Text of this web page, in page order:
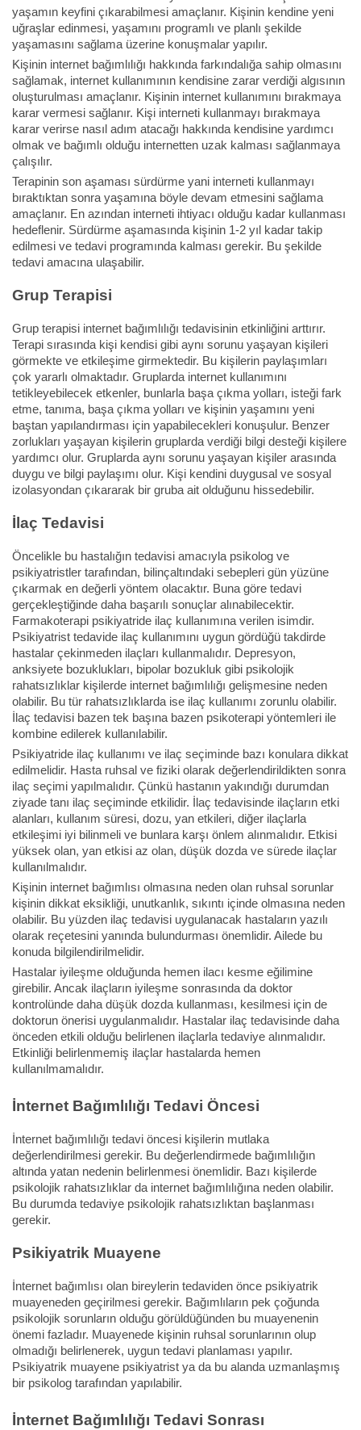
yaşamın keyfini çıkarabilmesi amaçlanır. Kişinin kendine yeni
uğraşlar edinmesi, yaşamını programlı ve planlı şekilde
yaşamasını sağlama üzerine konuşmalar yapılır.
Kişinin internet bağımlılığı hakkında farkındalığa sahip olmasını
sağlamak, internet kullanımının kendisine zarar verdiği algısının
oluşturulması amaçlanır. Kişinin internet kullanımını bırakmaya
karar vermesi sağlanır. Kişi interneti kullanmayı bırakmaya
karar verirse nasıl adım atacağı hakkında kendisine yardımcı
olmak ve bağımlı olduğu internetten uzak kalması sağlanmaya
çalışılır.
Terapinin son aşaması sürdürme yani interneti kullanmayı
bıraktıktan sonra yaşamına böyle devam etmesini sağlama
amaçlanır. En azından interneti ihtiyacı olduğu kadar kullanması
hedeflenir. Sürdürme aşamasında kişinin 1-2 yıl kadar takip
edilmesi ve tedavi programında kalması gerekir. Bu şekilde
tedavi amacına ulaşabilir.
Grup Terapisi
Grup terapisi internet bağımlılığı tedavisinin etkinliğini arttırır.
Terapi sırasında kişi kendisi gibi aynı sorunu yaşayan kişileri
görmekte ve etkileşime girmektedir. Bu kişilerin paylaşımları
çok yararlı olmaktadır. Gruplarda internet kullanımını
tetikleyebilecek etkenler, bunlarla başa çıkma yolları, isteği fark
etme, tanıma, başa çıkma yolları ve kişinin yaşamını yeni
baştan yapılandırması için yapabilecekleri konuşulur. Benzer
zorlukları yaşayan kişilerin gruplarda verdiği bilgi desteği kişilere
yardımcı olur. Gruplarda aynı sorunu yaşayan kişiler arasında
duygu ve bilgi paylaşımı olur. Kişi kendini duygusal ve sosyal
izolasyondan çıkararak bir gruba ait olduğunu hissedebilir.
İlaç Tedavisi
Öncelikle bu hastalığın tedavisi amacıyla psikolog ve
psikiyatristler tarafından, bilinçaltındaki sebepleri gün yüzüne
çıkarmak en değerli yöntem olacaktır. Buna göre tedavi
gerçekleştiğinde daha başarılı sonuçlar alınabilecektir.
Farmakoterapi psikiyatride ilaç kullanımına verilen isimdir.
Psikiyatrist tedavide ilaç kullanımını uygun gördüğü takdirde
hastalar çekinmeden ilaçları kullanmalıdır. Depresyon,
anksiyete bozuklukları, bipolar bozukluk gibi psikolojik
rahatsızlıklar kişilerde internet bağımlılığı gelişmesine neden
olabilir. Bu tür rahatsızlıklarda ise ilaç kullanımı zorunlu olabilir.
İlaç tedavisi bazen tek başına bazen psikoterapi yöntemleri ile
kombine edilerek kullanılabilir.
Psikiyatride ilaç kullanımı ve ilaç seçiminde bazı konulara dikkat
edilmelidir. Hasta ruhsal ve fiziki olarak değerlendirildikten sonra
ilaç seçimi yapılmalıdır. Çünkü hastanın yakındığı durumdan
ziyade tanı ilaç seçiminde etkilidir. İlaç tedavisinde ilaçların etki
alanları, kullanım süresi, dozu, yan etkileri, diğer ilaçlarla
etkileşimi iyi bilinmeli ve bunlara karşı önlem alınmalıdır. Etkisi
yüksek olan, yan etkisi az olan, düşük dozda ve sürede ilaçlar
kullanılmalıdır.
Kişinin internet bağımlısı olmasına neden olan ruhsal sorunlar
kişinin dikkat eksikliği, unutkanlık, sıkıntı içinde olmasına neden
olabilir. Bu yüzden ilaç tedavisi uygulanacak hastaların yazılı
olarak reçetesini yanında bulundurması önemlidir. Ailede bu
konuda bilgilendirilmelidir.
Hastalar iyileşme olduğunda hemen ilacı kesme eğilimine
girebilir. Ancak ilaçların iyileşme sonrasında da doktor
kontrolünde daha düşük dozda kullanması, kesilmesi için de
doktorun önerisi uygulanmalıdır. Hastalar ilaç tedavisinde daha
önceden etkili olduğu belirlenen ilaçlarla tedaviye alınmalıdır.
Etkinliği belirlenmemiş ilaçlar hastalarda hemen
kullanılmamalıdır.
İnternet Bağımlılığı Tedavi Öncesi
İnternet bağımlılığı tedavi öncesi kişilerin mutlaka
değerlendirilmesi gerekir. Bu değerlendirmede bağımlılığın
altında yatan nedenin belirlenmesi önemlidir. Bazı kişilerde
psikolojik rahatsızlıklar da internet bağımlılığına neden olabilir.
Bu durumda tedaviye psikolojik rahatsızlıktan başlanması
gerekir.
Psikiyatrik Muayene
İnternet bağımlısı olan bireylerin tedaviden önce psikiyatrik
muayeneden geçirilmesi gerekir. Bağımlıların pek çoğunda
psikolojik sorunların olduğu görüldüğünden bu muayenenin
önemi fazladır. Muayenede kişinin ruhsal sorunlarının olup
olmadığı belirlenerek, uygun tedavi planlaması yapılır.
Psikiyatrik muayene psikiyatrist ya da bu alanda uzmanlaşmış
bir psikolog tarafından yapılabilir.
İnternet Bağımlılığı Tedavi Sonrası